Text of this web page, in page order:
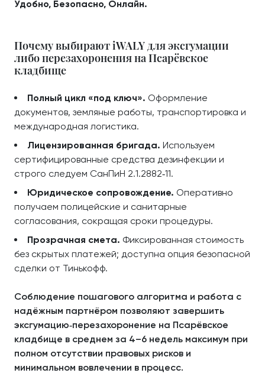
Удобно, Безопасно, Онлайн.
Почему выбирают iWALY для эксгумации
либо перезахоронения на Псарёвское
кладбище
Полный цикл «под ключ». Оформление
документов, земляные работы, транспортировка и
международная логистика.
Лицензированная бригада. Используем
сертифицированные средства дезинфекции и
строго следуем СанПиН 2.1.2882‑11.
Юридическое сопровождение. Оперативно
получаем полицейские и санитарные
согласования, сокращая сроки процедуры.
Прозрачная смета. Фиксированная стоимость
без скрытых платежей; доступна опция безопасной
сделки от Тинькофф.
Соблюдение пошагового алгоритма и работа с
надёжным партнёром позволяют завершить
эксгумацию‑перезахоронение на Псарёвское
кладбище в среднем за 4–6 недель максимум при
полном отсутствии правовых рисков и
минимальном вовлечении в процесс.